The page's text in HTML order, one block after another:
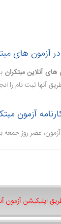
آزمون های
های آنلاین مبتکران
آنها ثبت نام را
آزمون
عصر روز جمعه
اپلیکیشن آزمون